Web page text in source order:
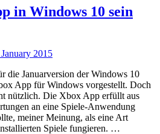
in Windows 10 sein
2015
die Januarversion der Windows 10
App für Windows vorgestellt. Doch
nützlich. Die Xbox App erfüllt aus
an eine Spiele-Anwendung
meiner Meinung, als eine Art
Spiele fungieren. …